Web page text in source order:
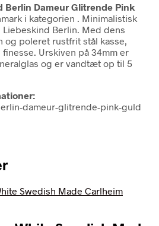
Berlin Dameur Glitrende Pink
i kategorien . Minimalistisk
Berlin. Med dens
poleret rustfrit stål kasse,
Urskiven på 34mm er
og er vandtæt op til 5
dameur-glitrende-pink-guld